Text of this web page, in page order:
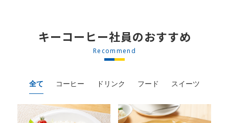
キーコーヒー社員のおすすめ
Recommend
全て コーヒー ドリンク フード スイーツ